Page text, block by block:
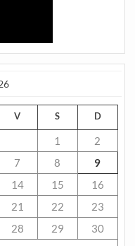
V S D
1
2
7 8
9
14 15
16
21 22
23
28 29
30